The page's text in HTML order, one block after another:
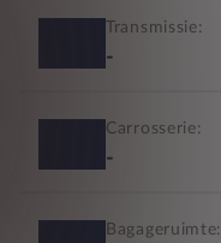
Transmissie:
-
Carrosserie:
-
Bagageruimte: